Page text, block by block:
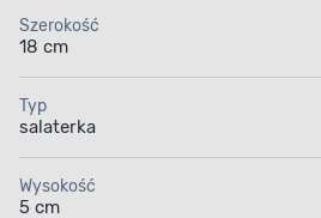
Szerokość
18 cm
Typ
salaterka
Wysokość
5 cm